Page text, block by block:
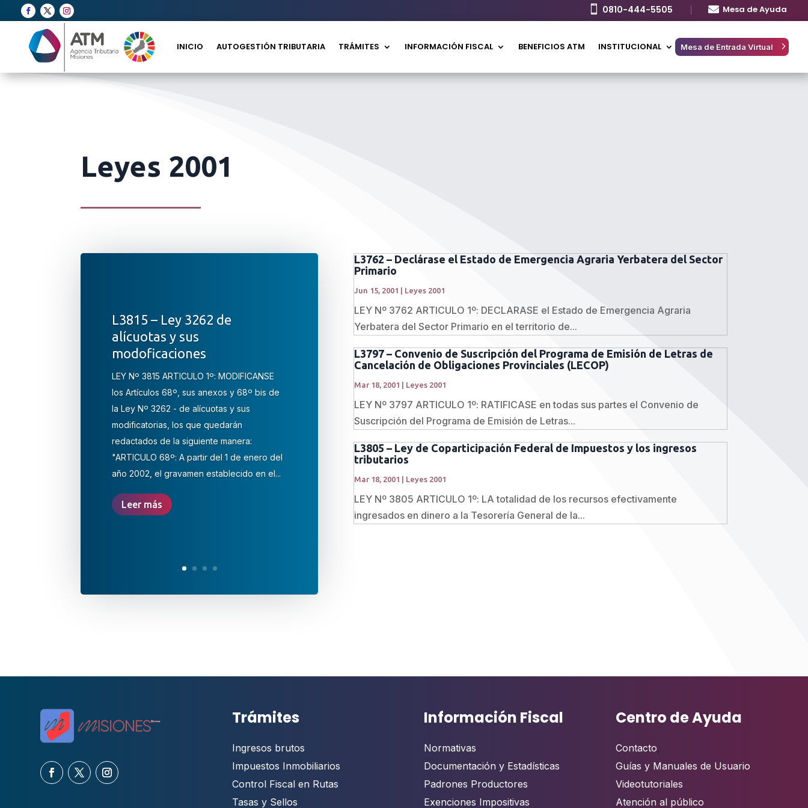
 0810-444-5505  Mesa de Ayuda
INICIO AUTOGESTIÓN TRIBUTARIA TRÁMITES INFORMACIÓN FISCAL BENEFICIOS ATM INSTITUCIONAL Mesa de Entrada Virtual
Leyes 2001
L3815 – Ley 3262 de
alícuotas y sus
modoficaciones
LEY Nº 3815 ARTICULO 1º: MODIFICANSE
los Artículos 68º, sus anexos y 68º bis de
la Ley Nº 3262 - de alícuotas y sus
modificatorias, los que quedarán
redactados de la siguiente manera:
"ARTICULO 68º: A partir del 1 de enero del
año 2002, el gravamen establecido en el...
Leer más
L3762 – Declárase el Estado de Emergencia Agraria Yerbatera del Sector
Primario
Jun 15, 2001 Leyes 2001
LEY Nº 3762 ARTICULO 1º: DECLARASE el Estado de Emergencia Agraria
Yerbatera del Sector Primario en el territorio de...
L3797 – Convenio de Suscripción del Programa de Emisión de Letras de
Cancelación de Obligaciones Provinciales (LECOP)
Mar 18, 2001 Leyes 2001
LEY Nº 3797 ARTICULO 1º: RATIFICASE en todas sus partes el Convenio de
Suscripción del Programa de Emisión de Letras...
L3805 – Ley de Coparticipación Federal de Impuestos y los ingresos
tributarios
Mar 18, 2001 Leyes 2001
LEY Nº 3805 ARTICULO 1º: LA totalidad de los recursos efectivamente
ingresados en dinero a la Tesorería General de la...
Trámites
Ingresos brutos
Impuestos Inmobiliarios
Control Fiscal en Rutas
Tasas y Sellos
Información Fiscal
Normativas
Documentación y Estadísticas
Padrones Productores
Exenciones Impositivas
Centro de Ayuda
Contacto,
Guías y Manuales de Usuario
Videotutoriales
Atención al público